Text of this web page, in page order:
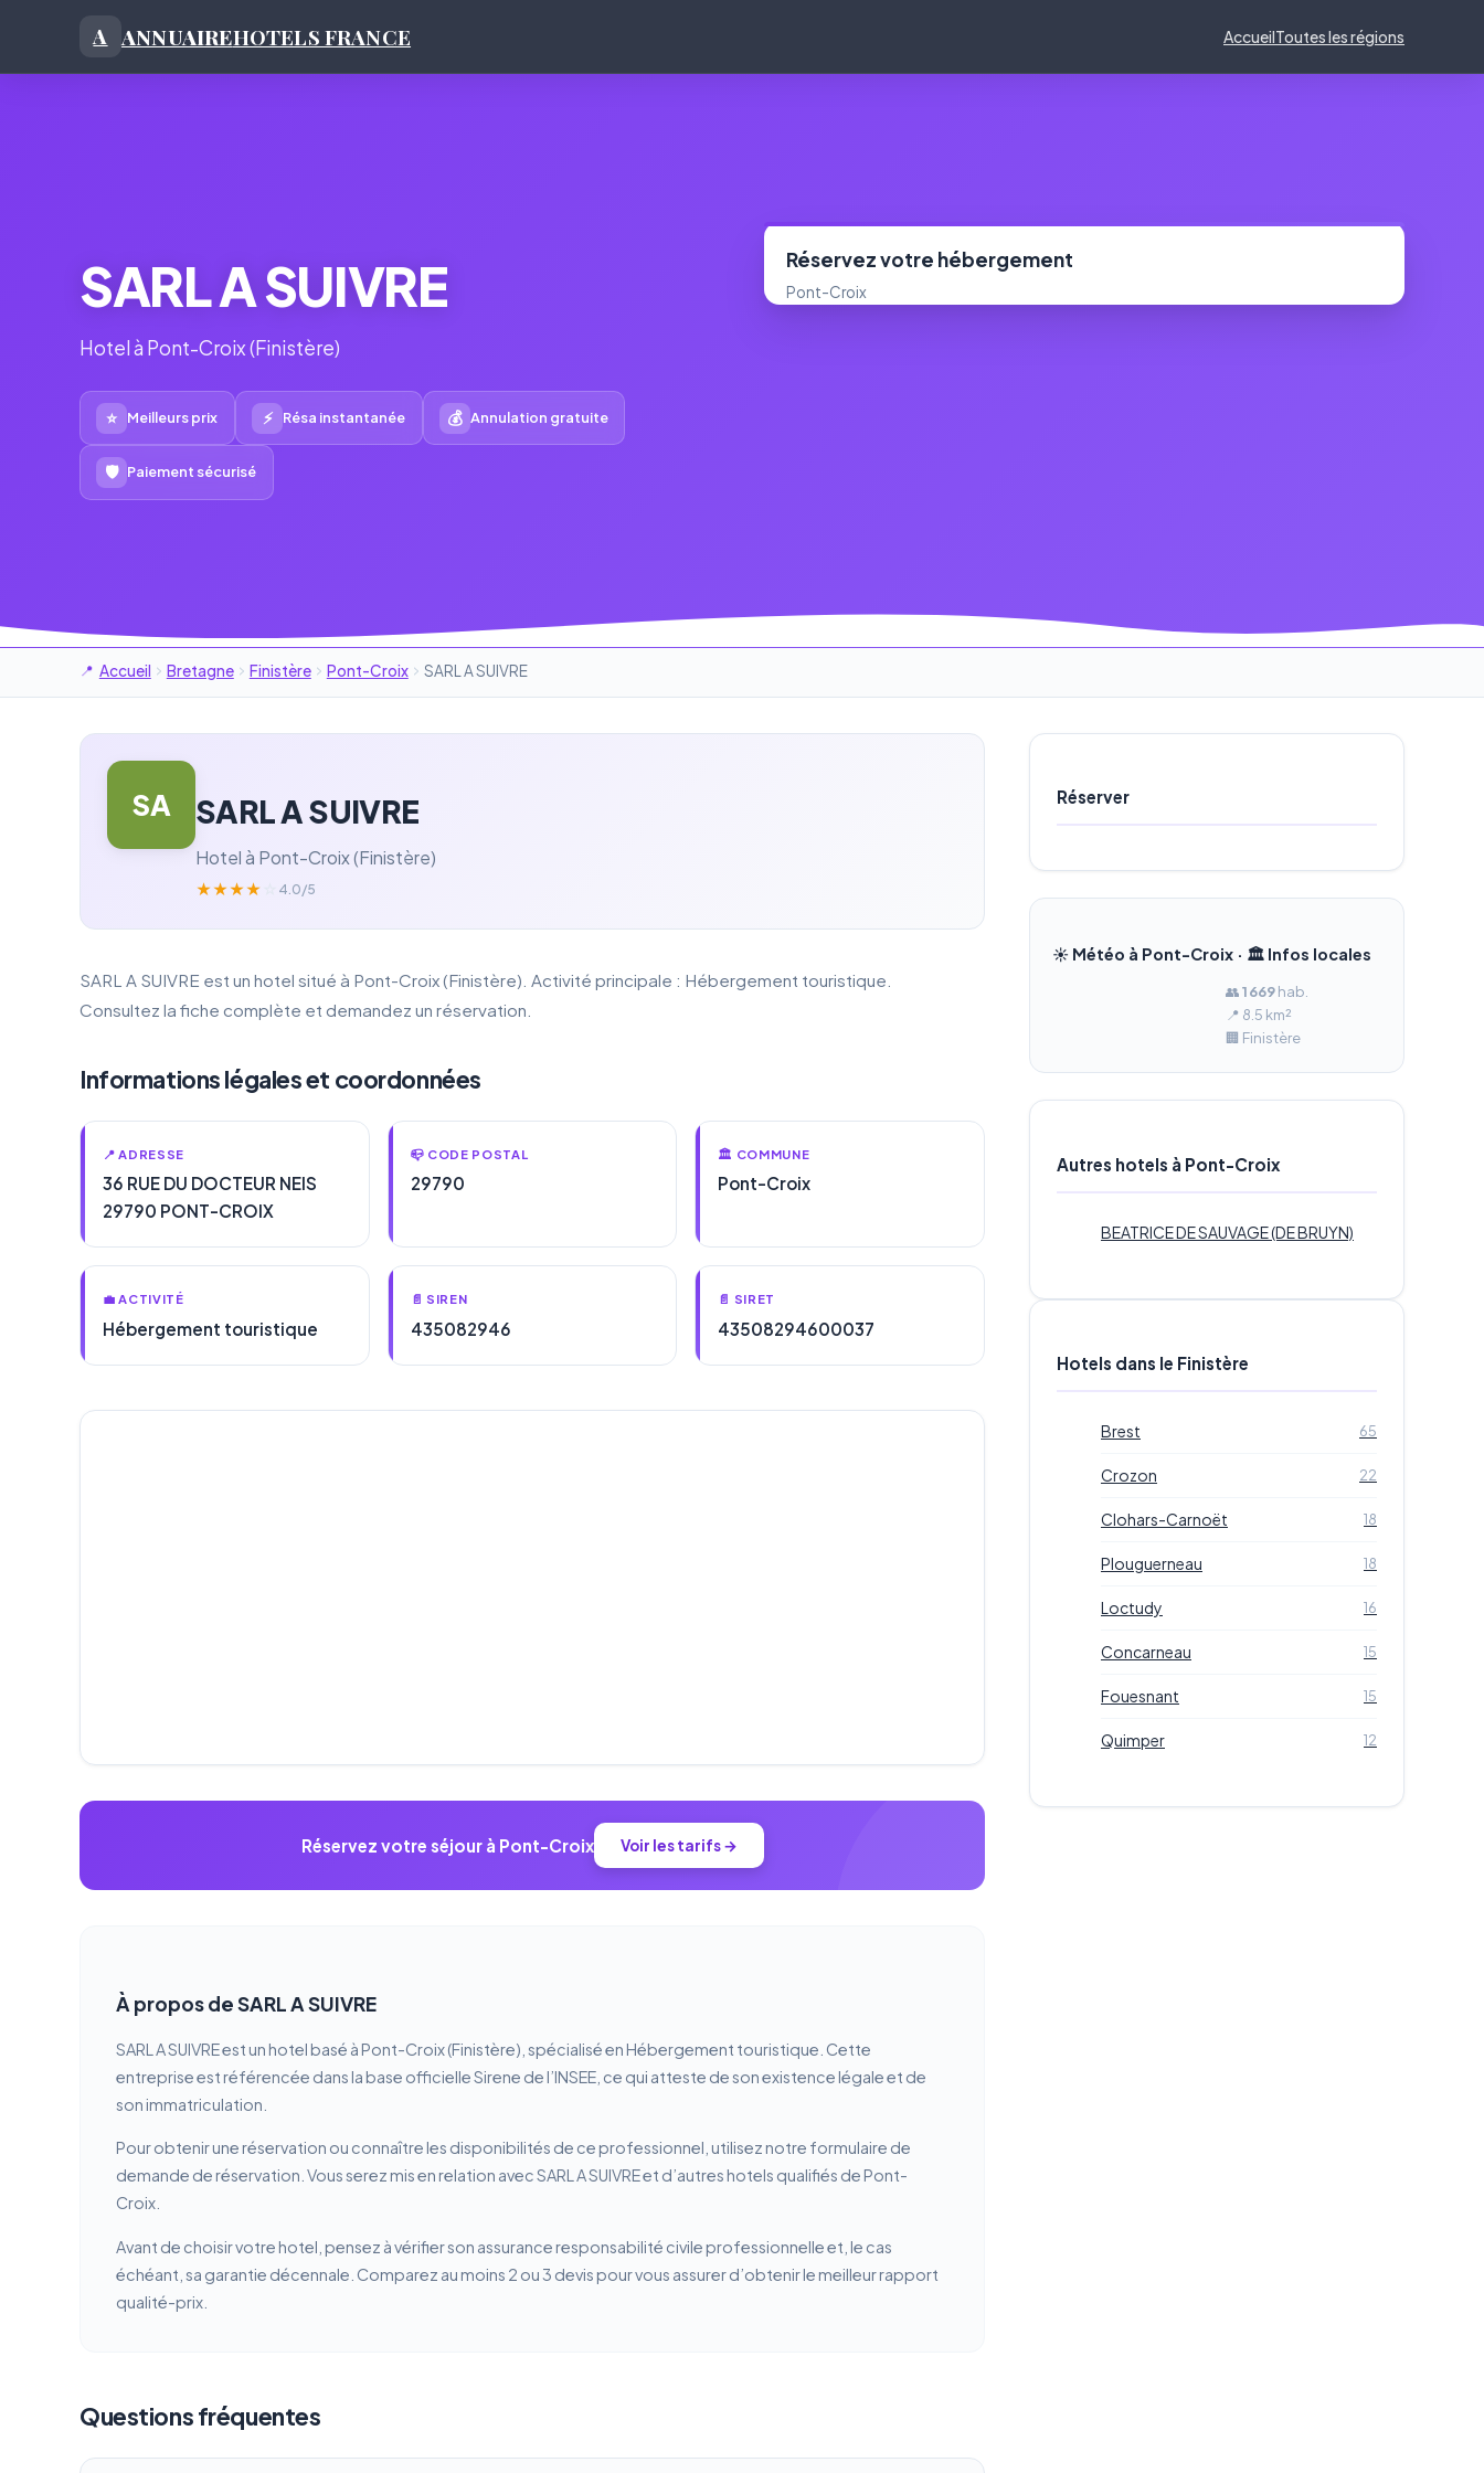
A ANNUAIREHOTELS FRANCE AccueilToutes les régions
SARL A SUIVRE
Hotel à Pont-Croix (Finistère)
⭐ Meilleurs prix ⚡ Résa instantanée 💰 Annulation gratuite
🛡 Paiement sécurisé
Réservez votre hébergement
Pont-Croix
Accueil Bretagne Finistère Pont-Croix SARL A SUIVRE
SA SARL A SUIVRE
Hotel à Pont-Croix (Finistère)
★★★★ 4.0/5
SARL A SUIVRE est un hotel situé à Pont-Croix (Finistère). Activité principale : Hébergement touristique.
Consultez la fiche complète et demandez un réservation.
Informations légales et coordonnées
📍 ADRESSE
36 RUE DU DOCTEUR NEIS
29790 PONT-CROIX
📪 CODE POSTAL
29790
🏛️ COMMUNE
Pont-Croix
💼 ACTIVITÉ
Hébergement touristique
📄 SIREN
435082946
📄 SIRET
43508294600037
Réservez votre séjour à Pont-Croix Voir les tarifs →
À propos de SARL A SUIVRE
SARL A SUIVRE est un hotel basé à Pont-Croix (Finistère), spécialisé en Hébergement touristique. Cette
entreprise est référencée dans la base officielle Sirene de l’INSEE, ce qui atteste de son existence légale et de
son immatriculation.
Pour obtenir une réservation ou connaître les disponibilités de ce professionnel, utilisez notre formulaire de
demande de réservation. Vous serez mis en relation avec SARL A SUIVRE et d’autres hotels qualifiés de Pont-
Croix.
Avant de choisir votre hotel, pensez à vérifier son assurance responsabilité civile professionnelle et, le cas
échéant, sa garantie décennale. Comparez au moins 2 ou 3 devis pour vous assurer d’obtenir le meilleur rapport
qualité-prix.
Questions fréquentes
Réserver
☀️ Météo à Pont-Croix · 🏛️ Infos locales
👥1 669hab.
📍 8.5 km²
🏢 Finistère
Autres hotels à Pont-Croix
BEATRICE DE SAUVAGE (DE BRUYN)
Hotels dans le Finistère
Brest 65
Crozon 22
Clohars-Carnoët 18
Plouguerneau 18
Loctudy 16
Concarneau 15
Fouesnant 15
Quimper 12